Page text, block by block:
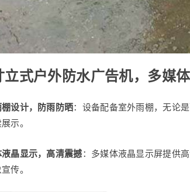
立式户外防水广告机，多媒
棚设计，防雨防晒：设备配备室外雨棚，无论
示。
晶显示，高清震撼：多媒体液晶显示屏提供
传。